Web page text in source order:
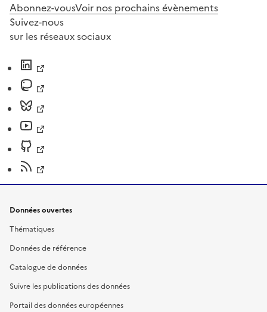
Abonnez-vousVoir nos prochains évènements
Suivez-nous
sur les réseaux sociaux
Données ouvertes
Thématiques
Données de référence
Catalogue de données
Suivre les publications des données
Portail des données européennes